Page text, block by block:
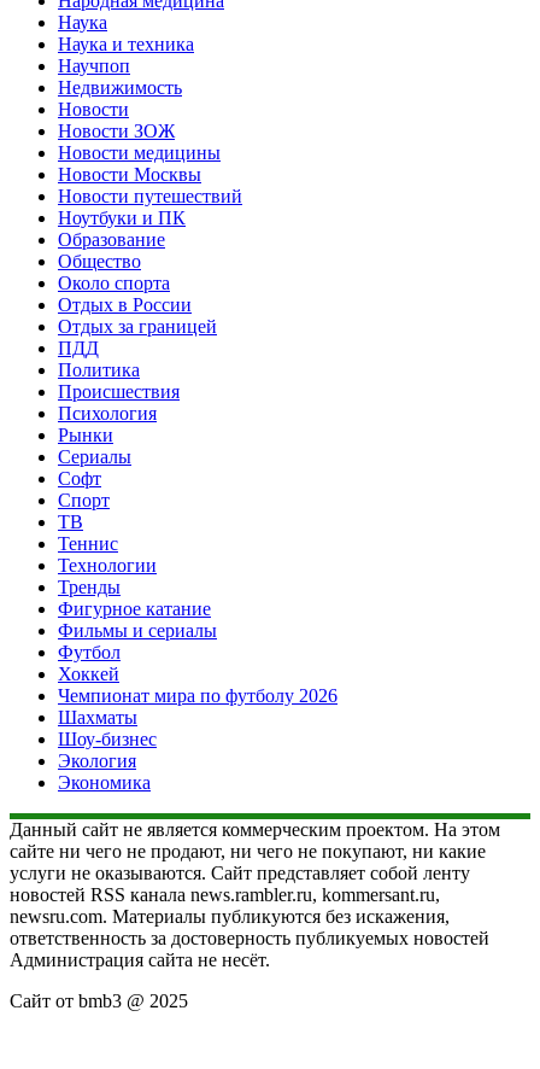
Наука
Наука и техника
Научпоп
Недвижимость
Новости
Новости ЗОЖ
Новости медицины
Новости Москвы
Новости путешествий
Ноутбуки и ПК
Образование
Общество
Около спорта
Отдых в России
Отдых за границей
ПДД
Политика
Происшествия
Психология
Рынки
Сериалы
Софт
Спорт
ТВ
Теннис
Технологии
Тренды
Фигурное катание
Фильмы и сериалы
Футбол
Хоккей
Чемпионат мира по футболу 2026
Шахматы
Шоу-бизнес
Экология
Экономика
Данный сайт не является коммерческим проектом. На этом
сайте ни чего не продают, ни чего не покупают, ни какие
услуги не оказываются. Сайт представляет собой ленту
новостей RSS канала news.rambler.ru, kommersant.ru,
newsru.com. Материалы публикуются без искажения,
ответственность за достоверность публикуемых новостей
Администрация сайта не несёт.
Сайт от bmb3 @ 2025